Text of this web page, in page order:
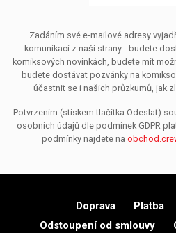
Zadáním své e-mailové adresy
komunikací z naší strany - budete
komiksových novinkách, budete mít
budete dostávat pozvánky na
účastnit se i našich průzkumů, jak
Potvrzením (stiskem tlačítka Odeslat)
osobních údajů dle podmínek GDPR
podmínky najdete na
Doprava Platba
Odstoupení od smlouvy